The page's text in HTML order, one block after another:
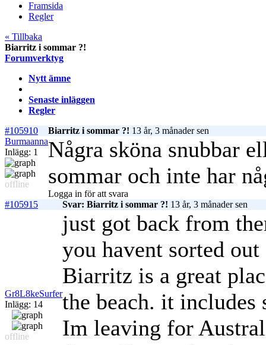
Framsida
Regler
« Tillbaka
Biarritz i sommar ?!
Forumverktyg
Nytt ämne
Senaste inläggen
Regler
#105910
Biarritz i sommar ?! 13 år, 3 månader sen
Burmaanna
Inlägg: 1
offline
Några sköna snubbar
sommar och inte har
Logga in för att svara
#105915
Svar: Biarritz i sommar ?! 13 år, 3 månader sen
Gr8L8keSurfer
Inlägg: 14
offline
just got back from
you havent sorted
Biarritz is a great
the beach. it includes
Im leaving for